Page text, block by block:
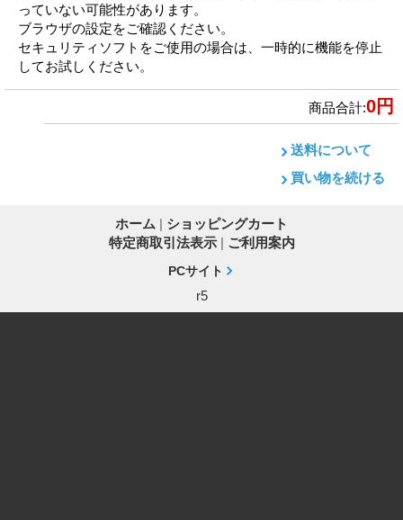
っていない可能性があります。
ブラウザの設定をご確認ください。
セキュリティソフトをご使用の場合は、一時的に機能を停止
してお試しください。
商品合計:0円
送料について
買い物を続ける
ホーム | ショッピングカート
特定商取引法表示 | ご利用案内
PCサイト
r5